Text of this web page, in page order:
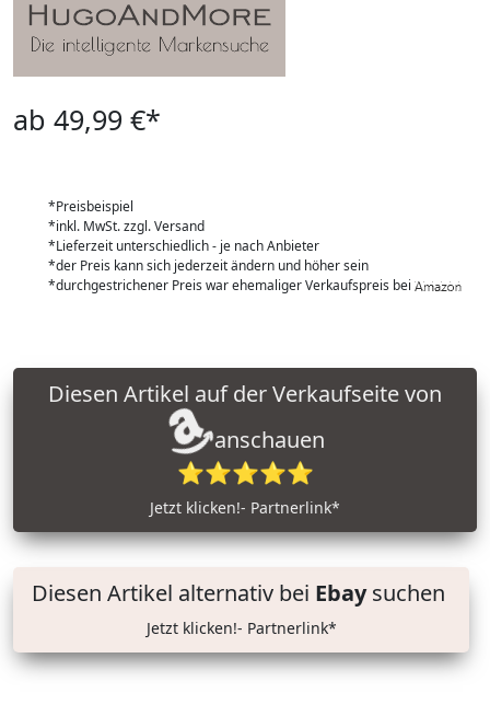
ab 49,99 €*
*Preisbeispiel
*inkl. MwSt. zzgl. Versand
*Lieferzeit unterschiedlich - je nach Anbieter
*der Preis kann sich jederzeit ändern und höher sein
*durchgestrichener Preis war ehemaliger Verkaufspreis bei
anschauen
⭐⭐⭐⭐⭐
Jetzt klicken!- Partnerlink*
Diesen Artikel alternativ bei Ebaysuchen
Jetzt klicken!- Partnerlink*